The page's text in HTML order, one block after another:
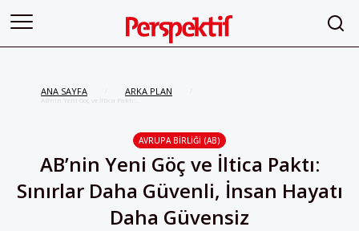
ANA SAYFA ARKA PLAN
AB’nin Yeni Göç ve İltica Paktı:
AVRUPA BIRLIĞI (AB)
AB’nin Yeni Göç ve İltica Paktı:
Sınırlar Daha Güvenli, İnsan Hayatı
Daha Güvensiz